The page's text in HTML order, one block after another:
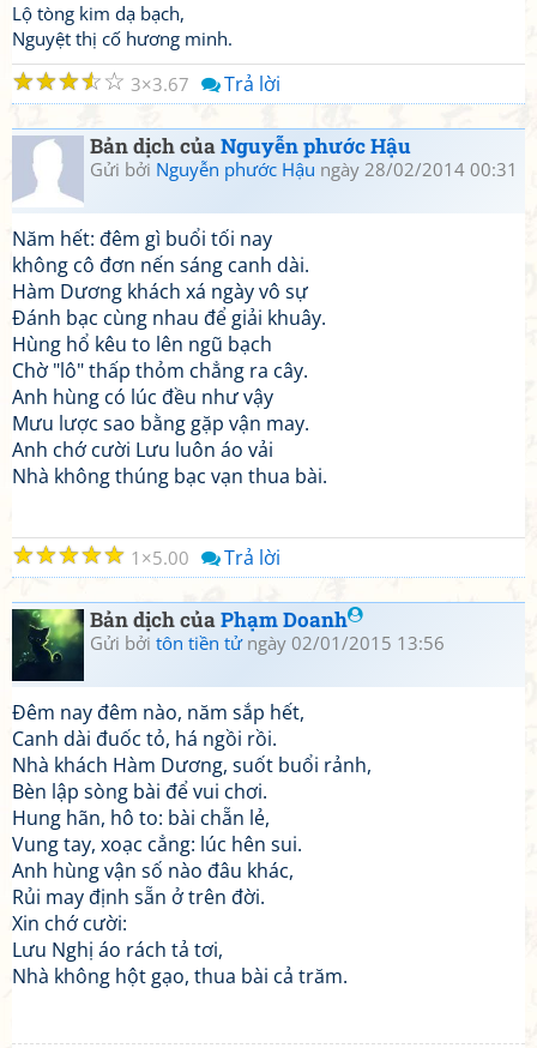
Lộ tòng kim dạ bạch,
Nguyệt thị cố hương minh.
☆
☆
☆
☆
☆ 3 3.67 Trả lời
Bản dịch củaNguyễn phước Hậu
Gửi bởi Nguyễn phước Hậu ngày 28/02/2014 00:31
Năm hết: đêm gì buổi tối nay
không cô đơn nến sáng canh dài.
Hàm Dương khách xá ngày vô sự
Đánh bạc cùng nhau để giải khuây.
Hùng hổ kêu to lên ngũ bạch
Chờ "lô" thấp thỏm chẳng ra cây.
Anh hùng có lúc đều như vậy
Mưu lược sao bằng gặp vận may.
Anh chớ cười Lưu luôn áo vải
Nhà không thúng bạc vạn thua bài.
☆
☆
☆
☆
☆ 1 5.00 Trả lời
Bản dịch củaPhạm Doanh
Gửi bởi tôn tiền tửngày 02/01/2015 13:56
Đêm nay đêm nào, năm sắp hết,
Canh dài đuốc tỏ, há ngồi rồi.
Nhà khách Hàm Dương, suốt buổi rảnh,
Bèn lập sòng bài để vui chơi.
Hung hãn, hô to: bài chẵn lẻ,
Vung tay, xoạc cẳng: lúc hên sui.
Anh hùng vận số nào đâu khác,
Rủi may định sẵn ở trên đời.
Xin chớ cười:
Lưu Nghị áo rách tả tơi,
Nhà không hột gạo, thua bài cả trăm.